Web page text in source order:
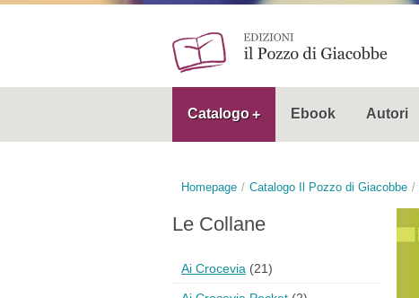
Catalogo Ebook Autori
Homepage Catalogo Il Pozzo di Giacobbe
Le Collane
Ai Crocevia (21)